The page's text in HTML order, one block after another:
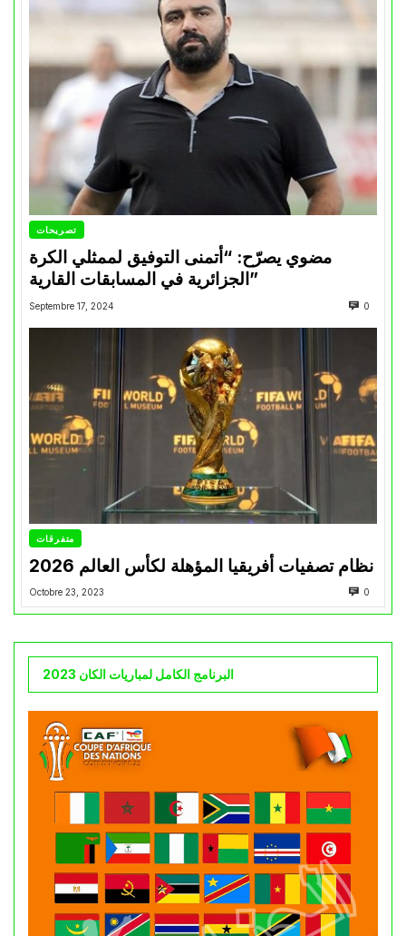
تصريحات
مضوي يصرّح: “أتمنى التوفيق لممثلي الكرة
الجزائرية في المسابقات القارية”
Septembre 17, 2024 0
متفرقات
نظام تصفيات أفريقيا المؤهلة لكأس العالم 2026
Octobre 23, 2023 0
البرنامج الكامل لمباريات الكان 2023